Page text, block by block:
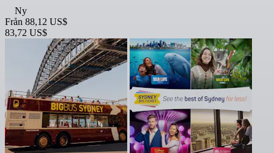
Ny
Från 88,12 US$
83,72 US$